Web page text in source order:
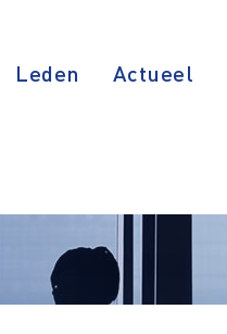
Leden Actueel